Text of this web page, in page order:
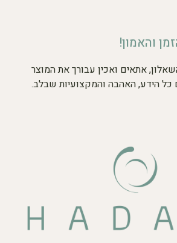
והאמון!
אתאים ואכין עבורך את המוצר
כל הידע, האהבה והמקצועיות שבלב.